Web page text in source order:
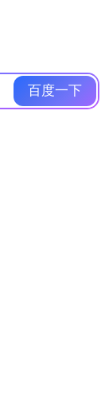
百度一下